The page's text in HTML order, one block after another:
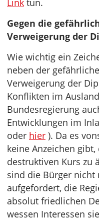
Link tun.
Gegen die
Verweigerung der
Wie wichtig ein
neben der
Verweigerung der
Konflikten im
Bundesregierung
Entwicklungen im
oder hier ). Da es
keine Anzeichen
destruktiven Kurs zu
sind die Bürger nicht
aufgefordert, die
absolut friedlichen
wessen Interessen